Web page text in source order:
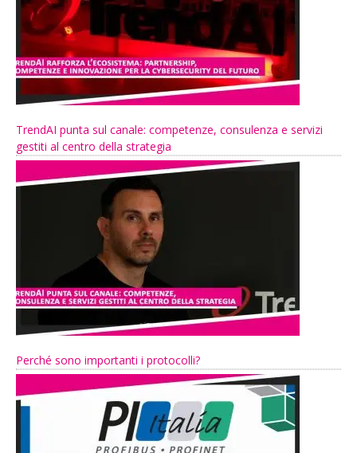
TrendAI punta sul canale: competenze, consulenza e servizi
gestiti al centro della strategia
Perché sono importanti i protocolli?